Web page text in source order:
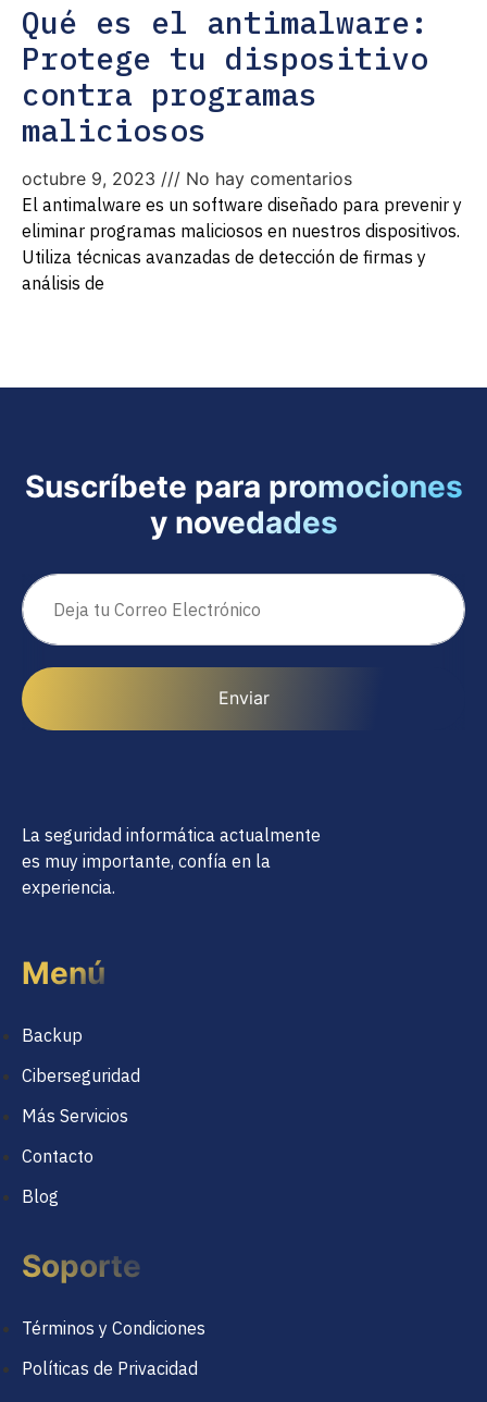
Qué es el antimalware:
Protege tu dispositivo
contra programas
maliciosos
octubre 9, 2023
No hay comentarios
El antimalware es un software diseñado para prevenir y
eliminar programas maliciosos en nuestros dispositivos.
Utiliza técnicas avanzadas de detección de firmas y
análisis de
Suscríbete para promociones
y novedades
Enviar
La seguridad informática actualmente
es muy importante, confía en la
experiencia.
Menú
Backup
Ciberseguridad
Más Servicios
Contacto
Blog
Soporte
Términos y Condiciones
Políticas de Privacidad